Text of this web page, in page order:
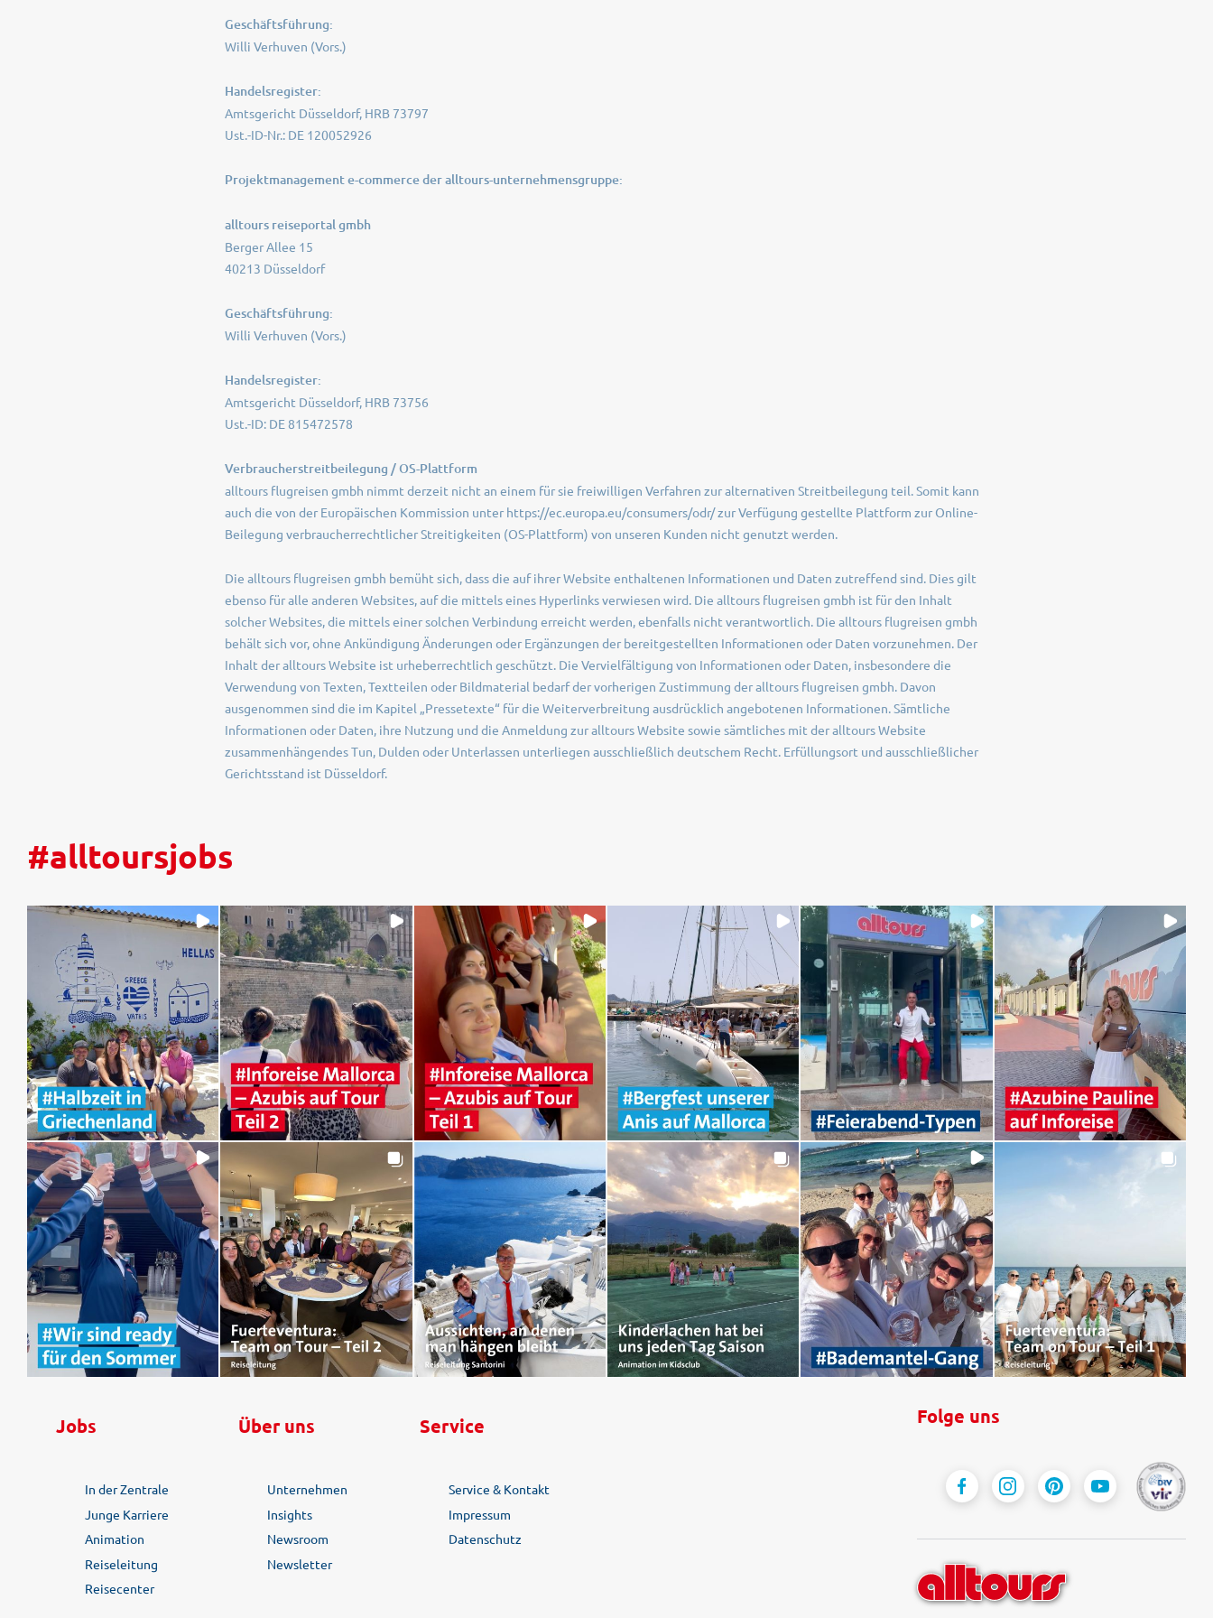
Geschäftsführung:
Willi Verhuven (Vors.)
Handelsregister:
Amtsgericht Düsseldorf, HRB 73797
Ust.-ID-Nr.: DE 120052926
Projektmanagement e-commerce der alltours-unternehmensgruppe:
alltours reiseportal gmbh
Berger Allee 15
40213 Düsseldorf
Geschäftsführung:
Willi Verhuven (Vors.)
Handelsregister:
Amtsgericht Düsseldorf, HRB 73756
Ust.-ID: DE 815472578
Verbraucherstreitbeilegung / OS-Plattform
alltours flugreisen gmbh nimmt derzeit nicht an einem für sie freiwilligen Verfahren zur alternativen Streitbeilegung teil. Somit kann
auch die von der Europäischen Kommission unter https://ec.europa.eu/consumers/odr/ zur Verfügung gestellte Plattform zur Online-
Beilegung verbraucherrechtlicher Streitigkeiten (OS-Plattform) von unseren Kunden nicht genutzt werden.
Die alltours flugreisen gmbh bemüht sich, dass die auf ihrer Website enthaltenen Informationen und Daten zutreffend sind. Dies gilt
ebenso für alle anderen Websites, auf die mittels eines Hyperlinks verwiesen wird. Die alltours flugreisen gmbh ist für den Inhalt
solcher Websites, die mittels einer solchen Verbindung erreicht werden, ebenfalls nicht verantwortlich. Die alltours flugreisen gmbh
behält sich vor, ohne Ankündigung Änderungen oder Ergänzungen der bereitgestellten Informationen oder Daten vorzunehmen. Der
Inhalt der alltours Website ist urheberrechtlich geschützt. Die Vervielfältigung von Informationen oder Daten, insbesondere die
Verwendung von Texten, Textteilen oder Bildmaterial bedarf der vorherigen Zustimmung der alltours flugreisen gmbh. Davon
ausgenommen sind die im Kapitel „Pressetexte“ für die Weiterverbreitung ausdrücklich angebotenen Informationen. Sämtliche
Informationen oder Daten, ihre Nutzung und die Anmeldung zur alltours Website sowie sämtliches mit der alltours Website
zusammenhängendes Tun, Dulden oder Unterlassen unterliegen ausschließlich deutschem Recht. Erfüllungsort und ausschließlicher
Gerichtsstand ist Düsseldorf.
#alltoursjobs
Jobs
In der Zentrale
Junge Karriere
Animation
Reiseleitung
Reisecenter
Über uns
Unternehmen
Insights
Newsroom
Newsletter
Service
Service & Kontakt
Impressum
Datenschutz
Folge uns